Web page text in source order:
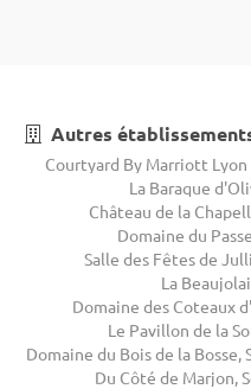
Autres
Courtyard By Marriott Lyon
La Baraque
Château de la
Domaine du
Salle des Fêtes de
La
Domaine des Coteaux
Le Pavillon de la
Domaine du Bois de la
Du Côté de Marjon,